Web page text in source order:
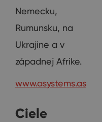
Nemecku,
Rumunsku, na
Ukrajine a v
západnej Afrike.
www.asystems.as
Ciele